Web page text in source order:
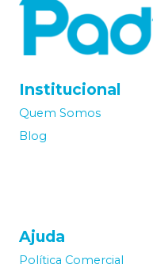
Institucional
Quem Somos
Blog
Ajuda
Política Comercial